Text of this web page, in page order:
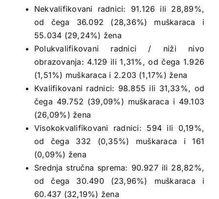
Nekvalifikovani radnici: 91.126 ili 28,89%,
od čega 36.092 (28,36%) muškaraca i
55.034 (29,24%) žena
Polukvalifikovani radnici / niži nivo
obrazovanja: 4.129 ili 1,31%, od čega 1.926
(1,51%) muškaraca i 2.203 (1,17%) žena
Kvalifikovani radnici: 98.855 ili 31,33%, od
čega 49.752 (39,09%) muškaraca i 49.103
(26,09%) žena
Visokokvalifikovani radnici: 594 ili 0,19%,
od čega 332 (0,35%) muškaraca i 161
(0,09%) žena
Srednja stručna sprema: 90.927 ili 28,82%,
od čega 30.490 (23,96%) muškaraca i
60.437 (32,19%) žena